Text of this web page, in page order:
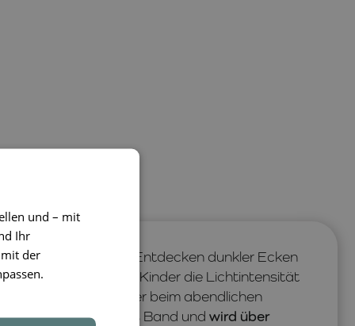
ist ideal zum Entdecken dunkler Ecken
können Kinder die Lichtintensität
in der Höhle oder beim abendlichen
, ein praktisches Band und wird über
und – mit
Ihr
mit der